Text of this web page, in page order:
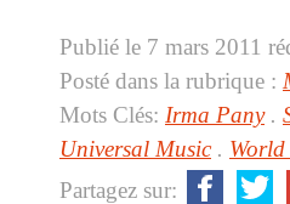
Publié le 7 mars 2011
Posté dans la rubrique :
Mots Clés: Irma Pany.
Universal Music.
Partagez sur: